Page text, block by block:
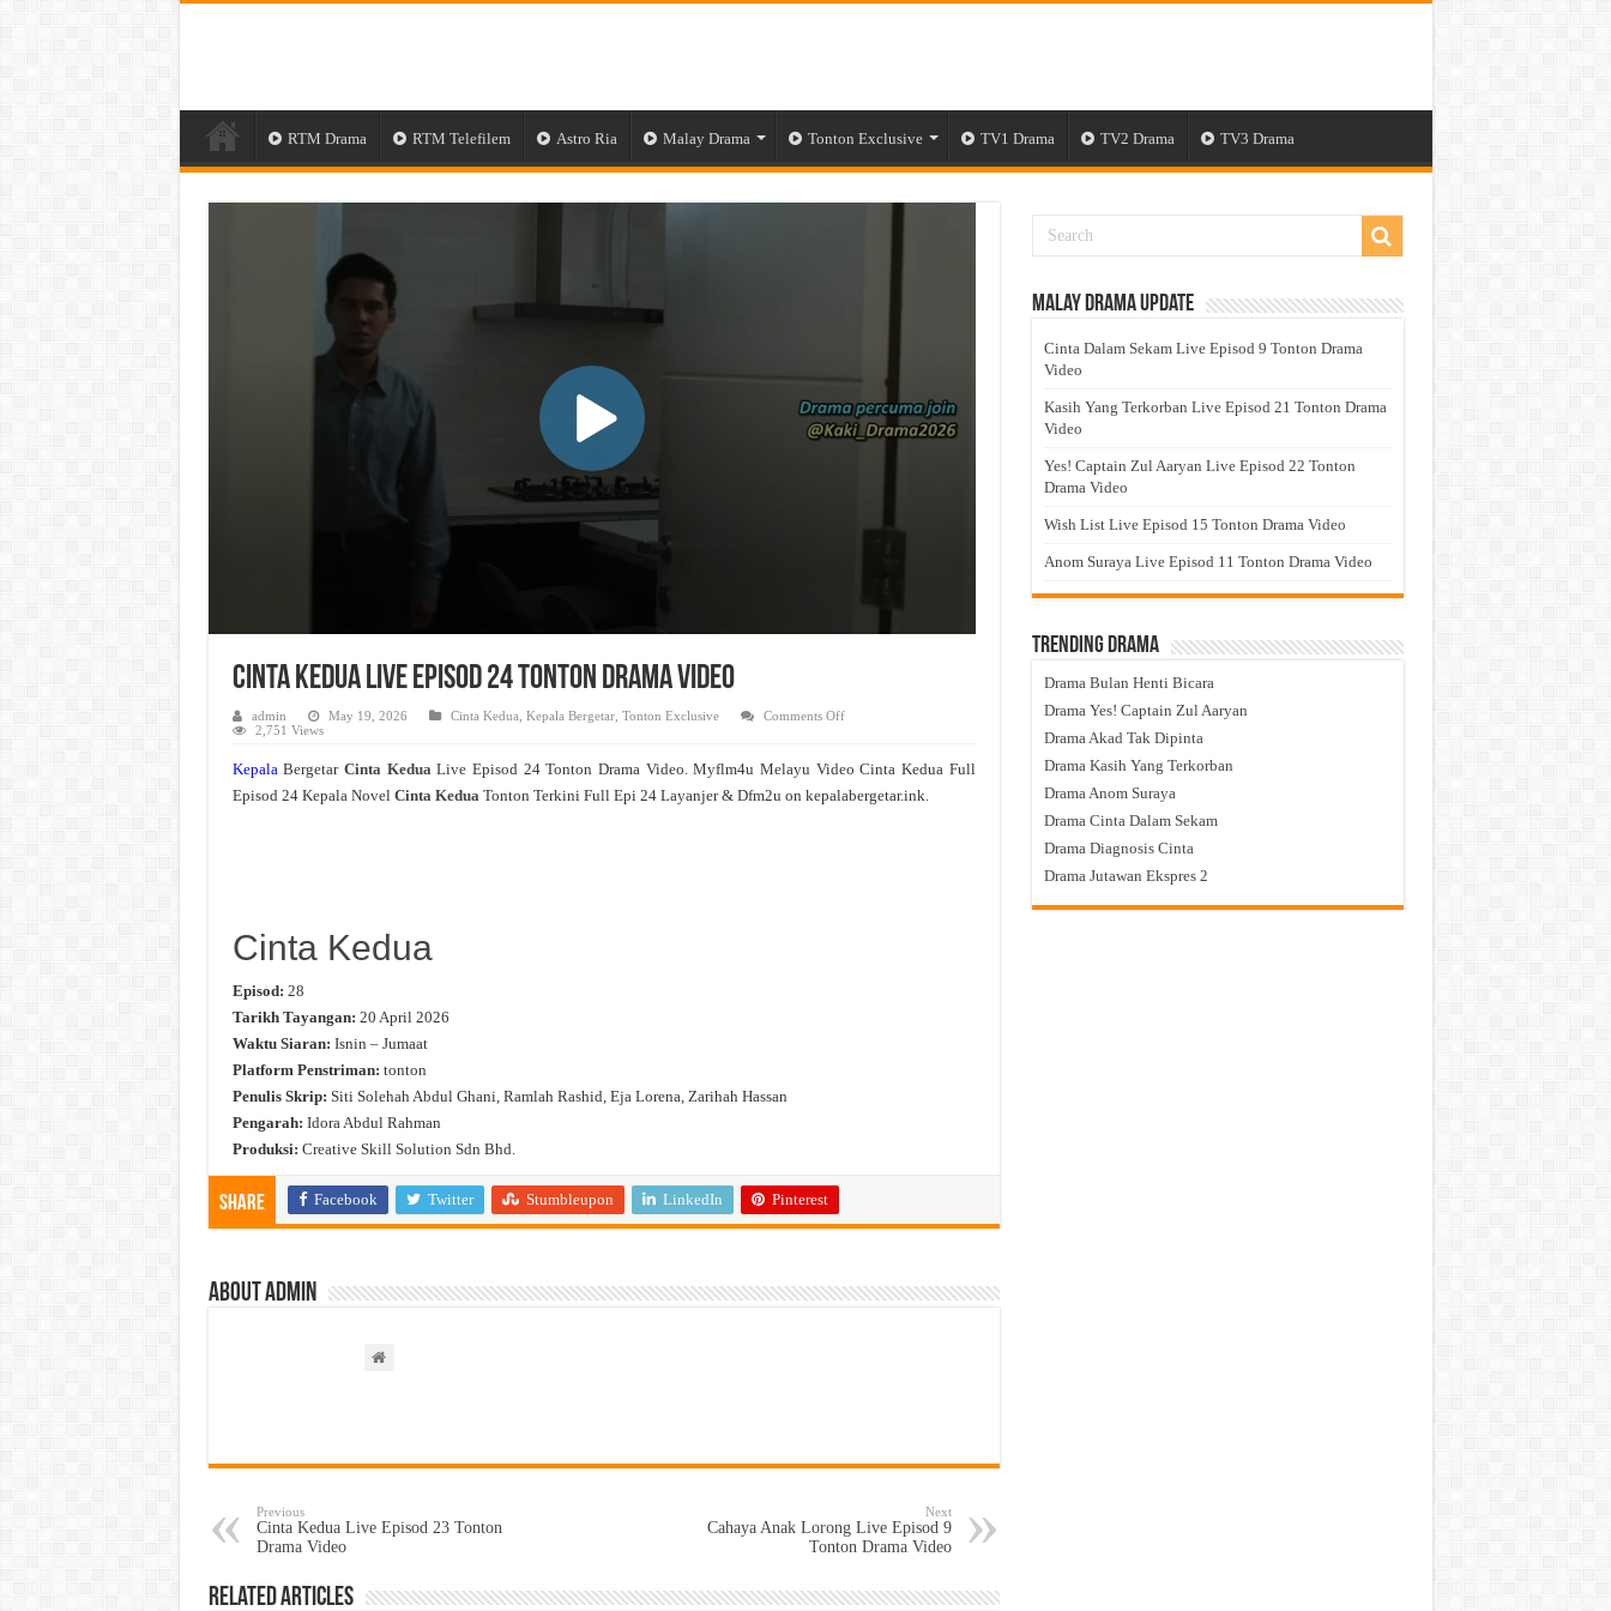
RTM Drama RTM Telefilem Astro Ria Malay Drama Tonton Exclusive TV1 Drama TV2 Drama TV3 Drama
Cinta Kedua Live Episod 24 Tonton Drama Video
admin May 19, 2026 Cinta Kedua Kepala Bergetar, Tonton Exclusive Comments Offon
Episod
Tonton
2,751 Views
KepalaBergetar Cinta KeduaLive Episod 24 Tonton Drama Video. Myflm4u Melayu Video Cinta Kedua Full
Episod 24 Kepala NovelCinta Kedua Tonton Terkini Full Epi 24 Layanjer & Dfm2u on kepalabergetar.ink.
Cinta Kedua
Episod: 28
Tarikh Tayangan: 20 April 2026
Waktu Siaran: Isnin – Jumaat
Platform Penstriman: tonton
Penulis Skrip: Siti Solehah Abdul Ghani, Ramlah Rashid, Eja Lorena, Zarihah Hassan
Pengarah: Idora Abdul Rahman
Produksi: Creative Skill Solution Sdn Bhd.
Share Facebook Twitter Stumbleupon LinkedIn Pinterest
About admin
Previous
Cinta Kedua Live Episod 23 Tonton
Drama Video
Next
Cahaya Anak Lorong Live Episod 9
Tonton Drama Video
Related Articles
Malay Drama Update
Cinta Dalam Sekam Live Episod 9 Tonton Drama
Video
Kasih Yang Terkorban Live Episod 21 Tonton Drama
Video
Yes! Captain Zul Aaryan Live Episod 22 Tonton
Drama Video
Wish List Live Episod 15 Tonton Drama Video
Anom Suraya Live Episod 11 Tonton Drama Video
Trending Drama
Drama Bulan Henti Bicara
Drama Yes! Captain Zul Aaryan
Drama Akad Tak Dipinta
Drama Kasih Yang Terkorban
Drama Anom Suraya
Drama Cinta Dalam Sekam
Drama Diagnosis Cinta
Drama Jutawan Ekspres 2